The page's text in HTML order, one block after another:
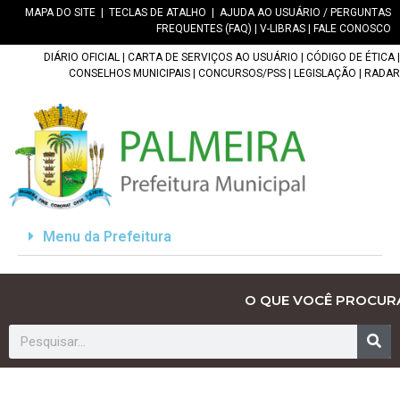
MAPA DO SITE TECLAS DE ATALHO
AJUDA AO USUÁRIO / PERGUNTAS
FREQUENTES (FAQ)
V-LIBRAS FALE CONOSCO
DIÁRIO OFICIAL CARTA DE SERVIÇOS AO USUÁRIO CÓDIGO DE ÉTICA|
CONSELHOS MUNICIPAIS
CONCURSOS/PSS LEGISLAÇÃO RADAR
Menu da Prefeitura
O QUE VOCÊ